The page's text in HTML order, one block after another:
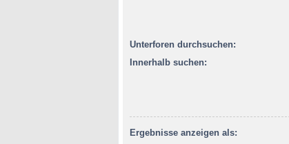
Unterforen durchsuchen:
Innerhalb suchen:
Ergebnisse anzeigen als: